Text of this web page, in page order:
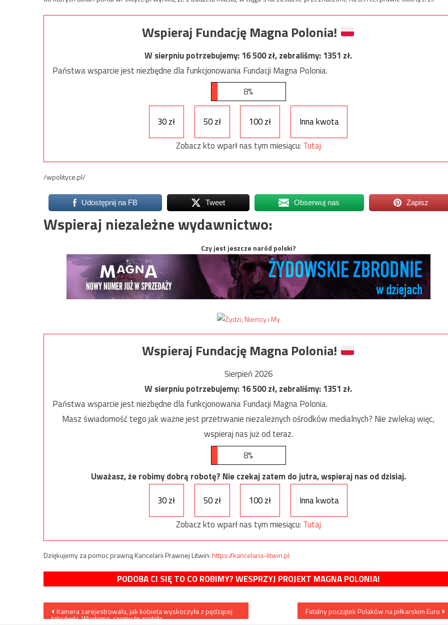
Wspieraj Fundację Magna Polonia!
W sierpniu potrzebujemy:16 500zł, zebraliśmy:1351 zł.
Państwa wsparcie jest niezbędne dla funkcjonowania Fundacji Magna Polonia.
8%
30 zł 50 zł 100 zł
Inna kwota
Zobacz kto wparł nas tym miesiącu: Tutaj
/wpolityce.pl/
Udostępnij na FB Tweet Obserwuj nas Zapisz
Wspieraj niezależne wydawnictwo:
Czy jest jeszcze naród polski?
Wspieraj Fundację Magna Polonia!
Sierpień 2026
W sierpniu potrzebujemy:16 500zł, zebraliśmy:1351 zł.
Państwa wsparcie jest niezbędne dla funkcjonowania Fundacji Magna Polonia.
Masz świadomość tego jak ważne jest przetrwanie niezależnych ośrodków medialnych? Nie zwlekaj więc,
wspieraj nas już od teraz.
8%
Uważasz, że robimy dobrą robotę? Nie czekaj zatem do jutra, wspieraj nas od dzisiaj.
30 zł
50 zł 100 zł
Inna kwota
Zobacz kto wparł nas tym miesiącu: Tutaj
Dziękujemy za pomoc prawną Kancelarii Prawnej Litwin:https://kancelaria-litwin.pl
PODOBA CI SIĘ TO CO ROBIMY? WESPRZYJ PROJEKT MAGNA POLONIA!
Nawigacja
Kamera zarejestrowała, jak kobieta wyskoczyła z pędzącej
taksówki. Wiadomo, czemu to zrobiła
Fatalny początek Polaków na piłkarskim Euro